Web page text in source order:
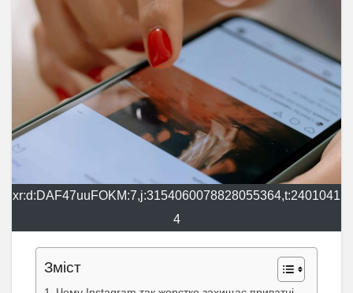
xr:d:DAF47uuFOKM:7,j:3154060078828055364,t:2401041
4
Зміст